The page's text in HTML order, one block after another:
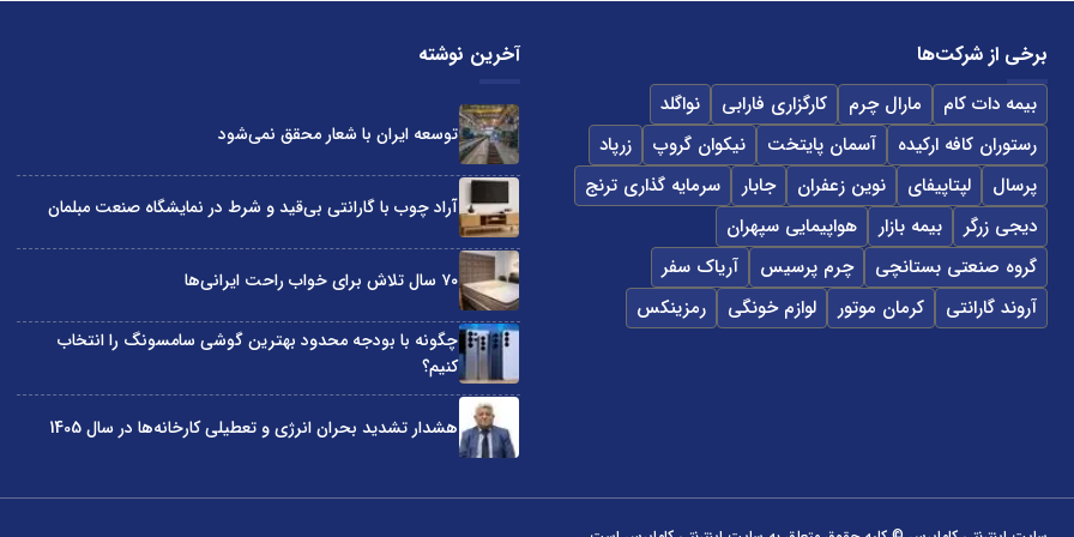
برخی از شرکت‌ها
بیمه دات کام مارال چرم کارگزاری فارابی
نواگلد
رستوران کافه ارکیده
آسمان پایتخت نیکوان گروپ
زرپاد
پرسال
لپتاپیفای نوین زعفران جابار
سرمایه گذاری ترنج
دیجی زرگر
بیمه بازار
هواپیمایی سپهران
گروه صنعتی بستانچی
چرم پرسیس
آریاک سفر
آروند گارانتی
کرمان موتور لوازم خونگی رمزینکس
آخرین نوشته
توسعه ایران با شعار محقق نمی‌شود
آراد چوب با گارانتی بی‌قید و شرط در نمایشگاه صنعت مبلمان
۷۰ سال تلاش برای خواب راحت ایرانی‌ها
چگونه با بودجه محدود بهترین گوشی سامسونگ را انتخاب
کنیم؟
هشدار تشدید بحران انرژی و تعطیلی کارخانه‌ها در سال 1405